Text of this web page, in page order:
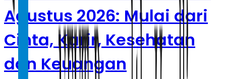
Agustus 2026: Mulai dari
Cinta, Karir, Kesehatan
dan Keuangan